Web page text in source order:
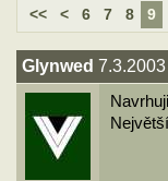
<< < 6 7 8 9
Glynwed